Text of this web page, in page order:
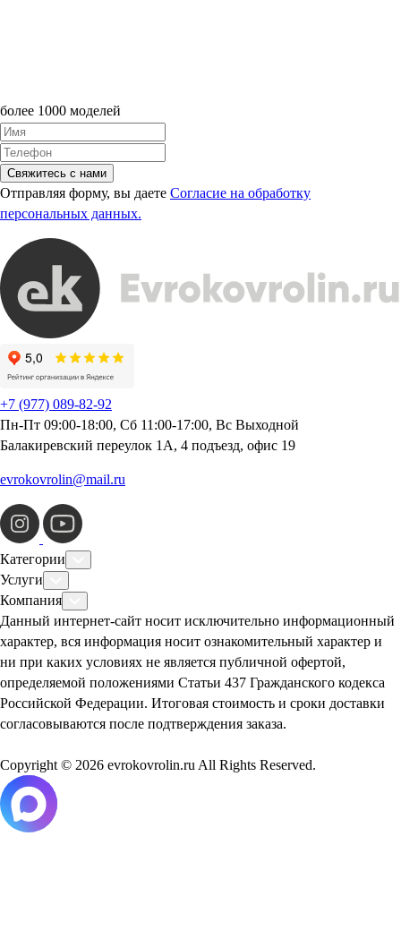
более 1000 моделей
Свяжитесь с нами
Отправляя форму, вы даете Согласие на обработку
персональных данных.
+7 (977) 089-82-92
Пн-Пт 09:00-18:00, Сб 11:00-17:00, Вс Выходной
Балакиревский переулок 1А, 4 подъезд, офис 19
evrokovrolin@mail.ru
Категории
Услуги
Компания
Данный интернет-сайт носит исключительно информационный
характер, вся информация носит ознакомительный характер и
ни при каких условиях не является публичной офертой,
определяемой положениями Статьи 437 Гражданского кодекса
Российской Федерации. Итоговая стоимость и сроки доставки
согласовываются после подтверждения заказа.
Copyright © 2026 evrokovrolin.ru All Rights Reserved.